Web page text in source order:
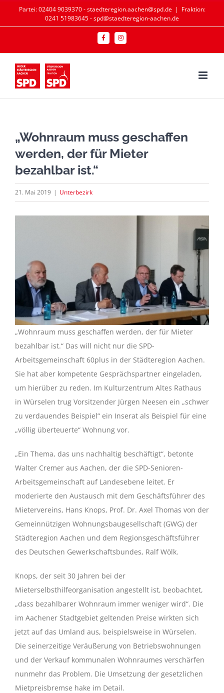
Partei: 02404 9039370 - staedteregion.aachen@spd.de | Fraktion:
0241 51983645 - spd@staedteregion-aachen.de
FacebookInstagram
„Wohnraum muss geschaffen
werden, der für Mieter
bezahlbar ist.“
21. Mai 2019 | Unterbezirk
„Wohnraum muss geschaffen werden, der für Mieter
bezahlbar ist.“ Das will nicht nur die SPD-
Arbeitsgemeinschaft 60plus in der Städteregion Aachen.
Sie hat aber kompetente Gesprächspartner eingeladen,
um hierüber zu reden. Im Kulturzentrum Altes Rathaus
in Würselen trug Vorsitzender Jürgen Neesen ein „schwer
zu verdauendes Beispiel“ ein Inserat als Beispiel für eine
„völlig überteuerte“ Wohnung vor.
„Ein Thema, das uns nachhaltig beschäftigt“, betonte
Walter Cremer aus Aachen, der die SPD-Senioren-
Arbeitsgemeinschaft auf Landesebene leitet. Er
moderierte den Austausch mit dem Geschäftsführer des
Mietervereins, Hans Knops, Prof. Dr. Axel Thomas von der
Gemeinnützigen Wohnungsbaugesellschaft (GWG) der
Städteregion Aachen und dem Regionsgeschäftsführer
des Deutschen Gewerkschaftsbundes, Ralf Wölk.
Knops, der seit 30 Jahren bei der
Mieterselbsthilfeorganisation angestellt ist, beobachtet,
„dass bezahlbarer Wohnraum immer weniger wird“. Die
im Aachener Stadtgebiet geltenden Preise wirkten sich
jetzt auf das Umland aus, beispielsweise in Würselen.
Die seinerzeitige Veräußerung von Betriebswohnungen
und der Verkauf kommunalen Wohnraumes verschärfen
nunmehr das Problem. Die Umsetzung der gesetzlichen
Mietpreisbremse hake im Detail.